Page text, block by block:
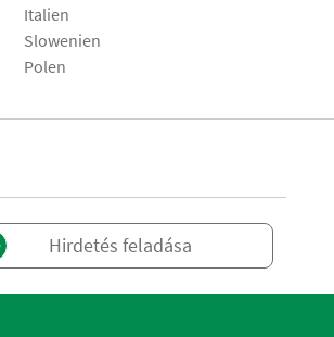
Italien
Slowenien
Polen
Hirdetés feladása